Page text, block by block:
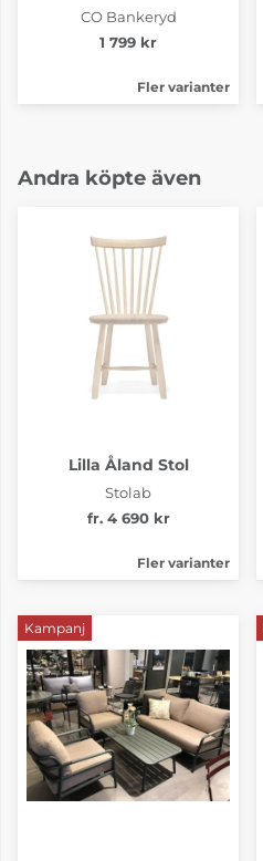
CO Bankeryd
1 799 kr
Fler varianter
Andra köpte även
Lilla Åland Stol
Stolab
fr. 4 690 kr
Fler varianter
Kampanj